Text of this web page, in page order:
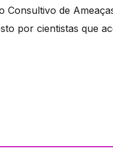
Consultivo de
por cientistas que